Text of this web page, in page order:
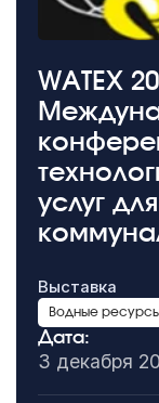
WATEX
услуг
Выставка
Водные
Дата:
3 декабря